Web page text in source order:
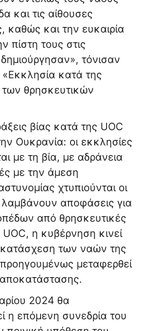
και τις αίθουσες
καθώς και την ευκαιρία
πίστη τους στις
τόνισαν
κατά της
θρησκευτικών
βίας κατά της UOC
Ουκρανία: οι εκκλησίες
με τη βία, με αδράνεια
με την άμεση
χτυπιούνται οι
λαμβάνουν αποφάσεις για
από θρησκευτικές
η κυβέρνηση κινεί
των ναών της
μεταφερθεί
2024 θα
η επόμενη συνεδρία του